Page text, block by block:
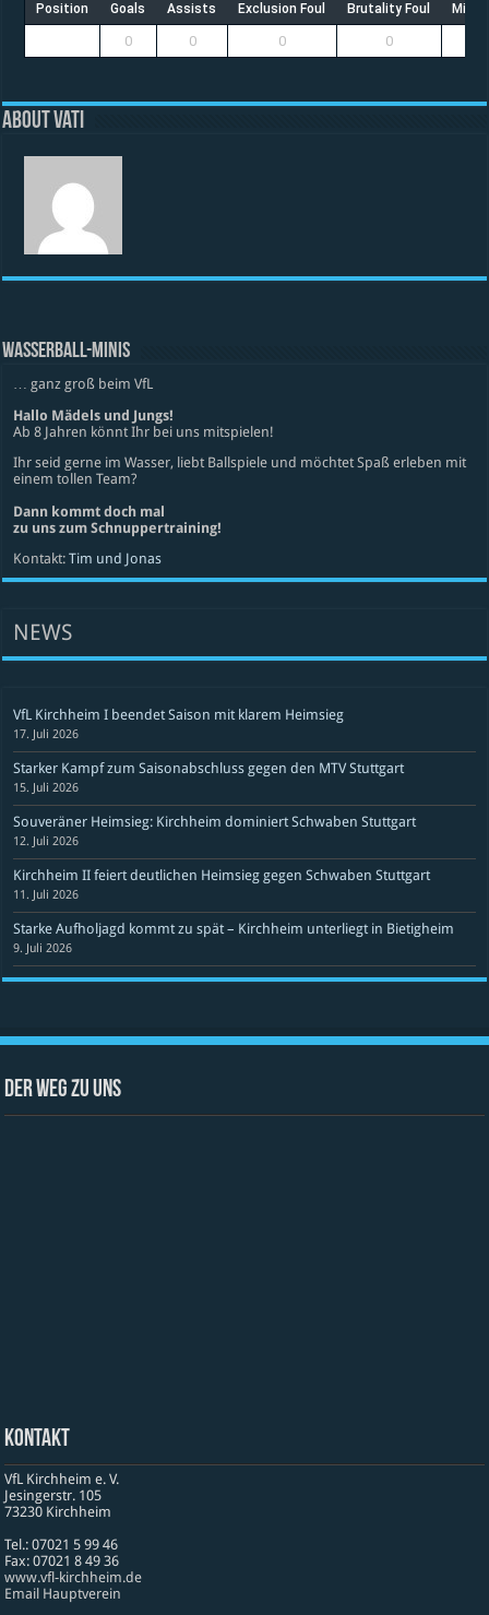
Position Goals Assists Exclusion Foul Brutality Foul
0 0 0 0
About vati
WASSERBALL-MINIS
… ganz groß beim VfL
Hallo Mädels und Jungs!
Ab 8 Jahren könnt Ihr bei uns mitspielen!
Ihr seid gerne im Wasser, liebt Ballspiele und möchtet Spaß erleben mit
einem tollen Team?
Dann kommt doch mal
zu uns zum Schnuppertraining!
Kontakt:Tim und Jonas
NEWS
VfL Kirchheim I beendet Saison mit klarem Heimsieg
17. Juli 2026
Starker Kampf zum Saisonabschluss gegen den MTV Stuttgart
15. Juli 2026
Souveräner Heimsieg: Kirchheim dominiert Schwaben Stuttgart
12. Juli 2026
Kirchheim II feiert deutlichen Heimsieg gegen Schwaben Stuttgart
11. Juli 2026
Starke Aufholjagd kommt zu spät – Kirchheim unterliegt in Bietigheim
9. Juli 2026
Der Weg zu uns
Kontakt
VfL Kirchheim e. V.
Jesinger­str. 105
73230 Kirch­heim
Tel.: 07021 5 99 46
Fax: 07021 8 49 36
www​.vfl​-kirch​heim​.de
Email Hauptverein